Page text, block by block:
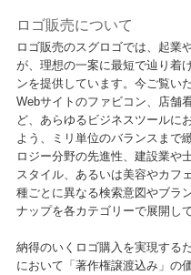
ロゴ販売について
ロゴ販売のスグロゴでは、起業
が、理想の一案に最短で辿り着
ンを提供しています。今ご覧い
Webサイトのファビコン、店舗
ど、あらゆるビジネスツールに
よう、ミリ単位のバランスまで
ロジー分野の先進性、建設業や
スタイル、あるいは美容やカフ
種ごとに異なる検索意図やブラ
ナップを各カテゴリーで展開し
納得のいくロゴ購入を実現する
において「著作権譲渡込み」の